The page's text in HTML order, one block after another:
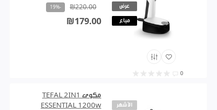
عرض
مباع
0
₪220.00
-19%
₪179.00
الأشهر
مكوى TEFAL 2IN1
ESSENTIAL 1200w